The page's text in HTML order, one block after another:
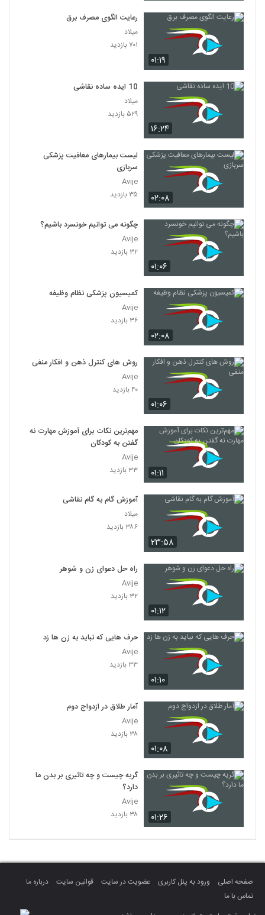
۰۱:۱۹
رعایت الگوی مصرف برق
میلاد
۷۰۱ بازدید
۱۶:۲۴
10 ایده ساده نقاشی
میلاد
۵۲۹ بازدید
۰۲:۰۸
لیست بیمارهای معافیت پزشکی
سربازی
Avije
۳۵ بازدید
۰۱:۰۶
چگونه می توانیم خونسرد باشیم؟
Avije
۳۲ بازدید
۰۲:۰۸
کمیسیون پزشکی نظام وظیفه
Avije
۳۶ بازدید
۰۱:۰۶
روش های کنترل ذهن و افکار منفی
Avije
۴۰ بازدید
۰۱:۱۱
مهم‌ترین نکات برای آموزش مهارت نه
گفتن به کودکان
Avije
۳۳ بازدید
۲۳:۵۸
آموزش گام به گام نقاشی
میلاد
۳۸۶ بازدید
۰۱:۱۲
راه حل دعوای زن و شوهر
Avije
۳۲ بازدید
۰۱:۱۰
حرف هایی که نباید به زن ها زد
Avije
۳۳ بازدید
۰۱:۰۸
آمار طلاق در ازدواج دوم
Avije
۳۸ بازدید
۰۱:۲۶
گریه چیست و چه تاثیری بر بدن ما
دارد؟
Avije
۳۸ بازدید
صفحه اصلی ورود به پنل کاربری عضویت در سایت قوانین سایت
درباره ما
تماس با ما